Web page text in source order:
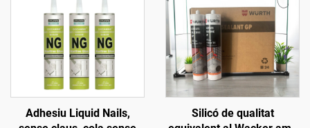
Adhesiu Liquid Nails,
Silicó de qualitat